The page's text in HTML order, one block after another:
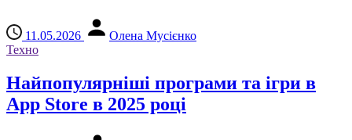
11.05.2026
Олена Мусієнко
Техно
Найпопулярніші програми та ігри в
App Store в 2025 році